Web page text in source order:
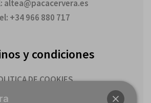
altea@pacacervera.es
+34 966 880 717
y condiciones
DE COOKIES
Y CONDICIONES DE COMPRA